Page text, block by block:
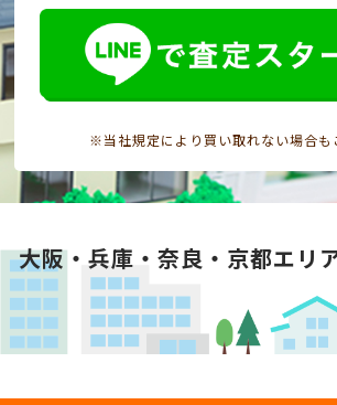
※当社規定により買い取れない場合も
大阪・兵庫・奈良・京都エリ